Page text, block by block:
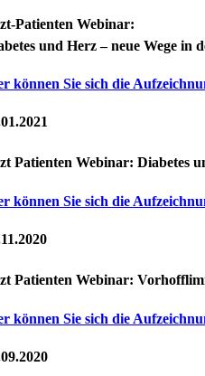
Patienten Webinar:
und Herz – neue Wege
können Sie sich die
Patienten Webinar: Diabetes
können Sie sich die
Patienten Webinar:
können Sie sich die